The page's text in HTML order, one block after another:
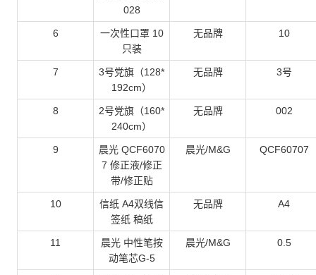
028
6
一次性口罩 10
只装
无品牌 10
7
3号党旗（128*
192cm）
无品牌 3号
8
2号党旗（160*
240cm）
无品牌 002
9
晨光 QCF6070
7 修正液/修正
带/修正贴
晨光/M&G QCF60707
10
信纸 A4双线信
签纸 稿纸
无品牌 A4
11
晨光 中性笔按
动笔芯G-5
晨光/M&G 0.5